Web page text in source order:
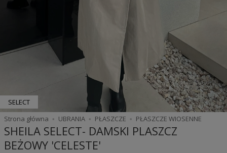
SELECT
Strona główna
UBRANIA PŁASZCZE PŁASZCZE WIOSENNE
SHEILA SELECT- DAMSKI PLASZCZ
BEŻOWY 'CELESTE'